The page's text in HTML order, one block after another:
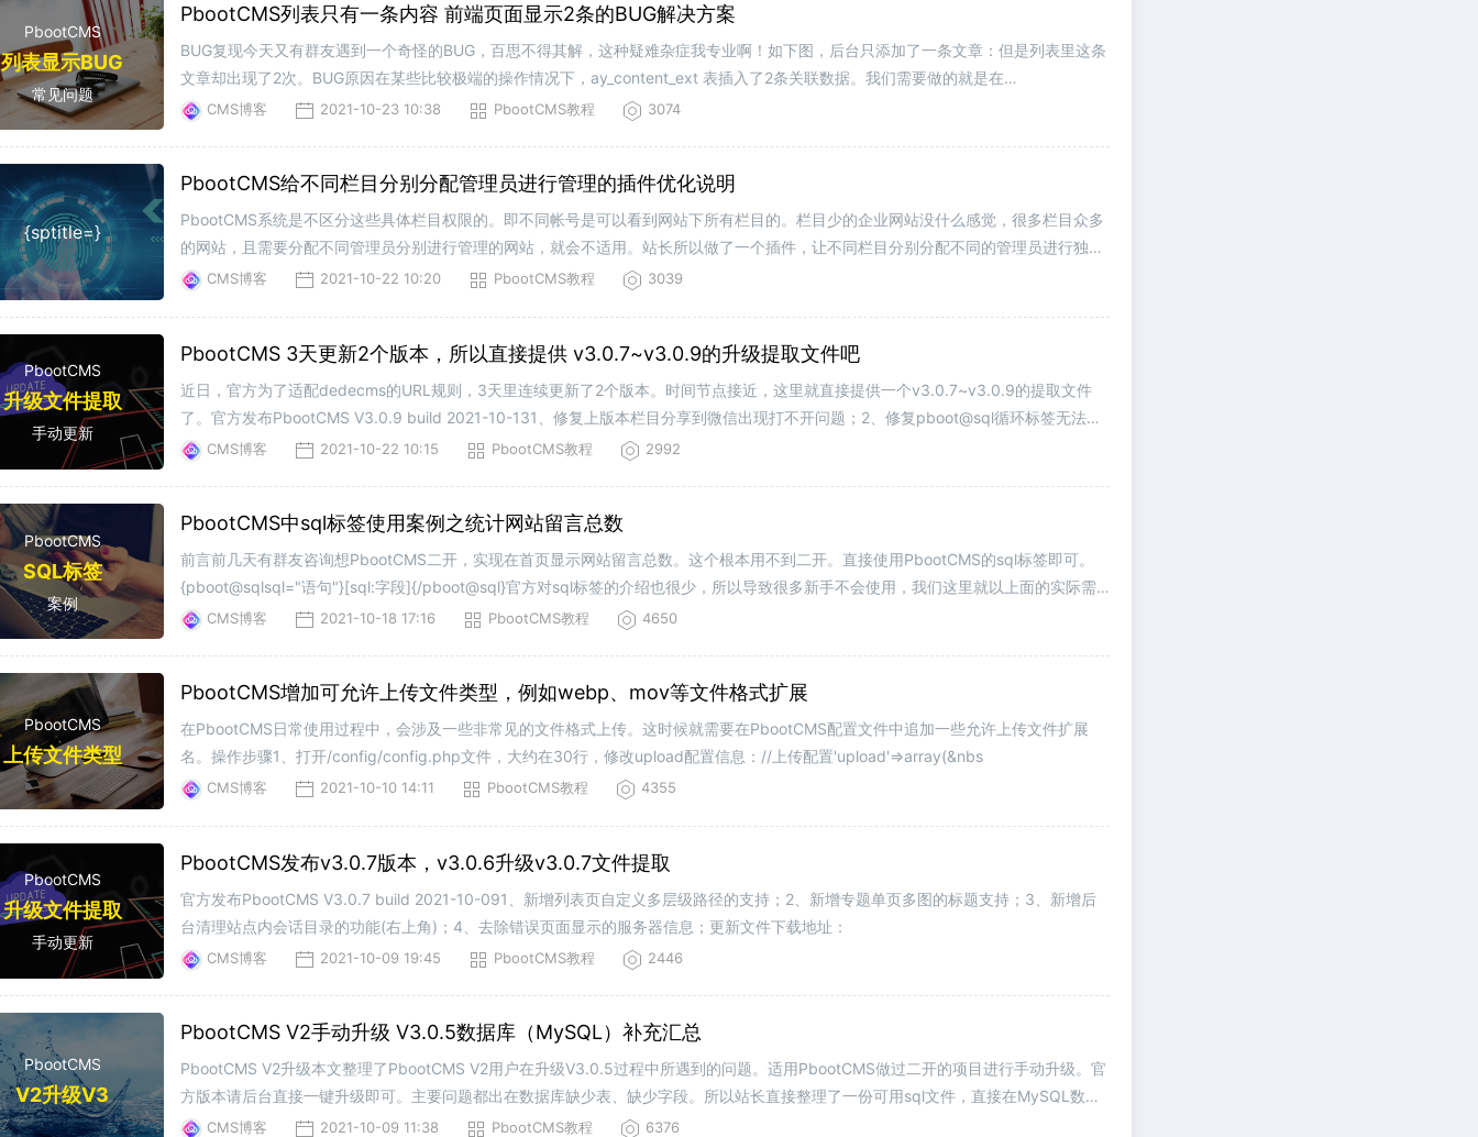
PbootCMS
列表显示BUG
常见问题
PbootCMS列表只有一条内容 前端页面显示2条的BUG解决方案
BUG复现今天又有群友遇到一个奇怪的BUG，百思不得其解，这种疑难杂症我专业啊！如下图，后台只添加了一条文章：但是列表里这条
文章却出现了2次。BUG原因在某些比较极端的操作情况下，ay_content_ext 表插入了2条关联数据。我们需要做的就是在
ay_content_ext 表中删除其中一条即可。解决方案找到文章的ID，本例里的id是13，
CMS博客 2021-10-23 10:38 PbootCMS教程 3074
{sptitle=}
PbootCMS给不同栏目分别分配管理员进行管理的插件优化说明
PbootCMS系统是不区分这些具体栏目权限的。即不同帐号是可以看到网站下所有栏目的。栏目少的企业网站没什么感觉，很多栏目众多
的网站，且需要分配不同管理员分别进行管理的网站，就会不适用。站长所以做了一个插件，让不同栏目分别分配不同的管理员进行独立
管理。互不干扰。有这方面需求的朋友直接使用。传送门：PbootCms后
CMS博客 2021-10-22 10:20 PbootCMS教程 3039
PbootCMS
升级文件提取
手动更新
PbootCMS 3天更新2个版本，所以直接提供 v3.0.7~v3.0.9的升级提取文件吧
近日，官方为了适配dedecms的URL规则，3天里连续更新了2个版本。时间节点接近，这里就直接提供一个v3.0.7~v3.0.9的提取文件
了。官方发布PbootCMS V3.0.9 build 2021-10-131、修复上版本栏目分享到微信出现打不开问题；2、修复pboot@sql循环标签无法传
带引号参数问题；3、增强系统安全性;PbootCMS V3.0.8
CMS博客 2021-10-22 10:15 PbootCMS教程 2992
PbootCMS
SQL标签
案例
PbootCMS中sql标签使用案例之统计网站留言总数
前言前几天有群友咨询想PbootCMS二开，实现在首页显示网站留言总数。这个根本用不到二开。直接使用PbootCMS的sql标签即可。
{pboot@sqlsql="语句"}[sql:字段]{/pboot@sql}官方对sql标签的介绍也很少，所以导致很多新手不会使用，我们这里就以上面的实际需
求来演示一下sql标签的使用方法。实现代码{pboot@sql
CMS博客 2021-10-18 17:16 PbootCMS教程 4650
PbootCMS
上传文件类型
PbootCMS增加可允许上传文件类型，例如webp、mov等文件格式扩展
在PbootCMS日常使用过程中，会涉及一些非常见的文件格式上传。这时候就需要在PbootCMS配置文件中追加一些允许上传文件扩展
名。操作步骤1、打开/config/config.php文件，大约在30行，修改upload配置信息：//上传配置'upload'=>array(&nbs
CMS博客 2021-10-10 14:11 PbootCMS教程 4355
PbootCMS
升级文件提取
手动更新
PbootCMS发布v3.0.7版本，v3.0.6升级v3.0.7文件提取
官方发布PbootCMS V3.0.7 build 2021-10-091、新增列表页自定义多层级路径的支持；2、新增专题单页多图的标题支持；3、新增后
台清理站点内会话目录的功能(右上角)；4、去除错误页面显示的服务器信息；更新文件下载地址：
CMS博客 2021-10-09 19:45 PbootCMS教程 2446
PbootCMS
V2升级V3
PbootCMS V2手动升级 V3.0.5数据库（MySQL）补充汇总
PbootCMS V2升级本文整理了PbootCMS V2用户在升级V3.0.5过程中所遇到的问题。适用PbootCMS做过二开的项目进行手动升级。官
方版本请后台直接一键升级即可。主要问题都出在数据库缺少表、缺少字段。所以站长直接整理了一份可用sql文件，直接在MySQL数据
库中运行即可。ALTERTABLE`ay_model`ADD`urlnam
CMS博客 2021-10-09 11:38 PbootCMS教程 6376